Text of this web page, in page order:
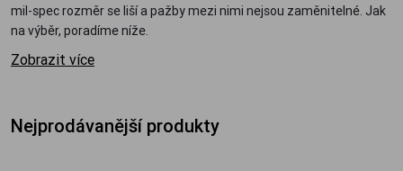
mil-spec rozměr se liší a pažby mezi nimi nejsou zaměnitelné. Jak
na výběr, poradíme níže.
Zobrazit více
Nejprodávanější produkty